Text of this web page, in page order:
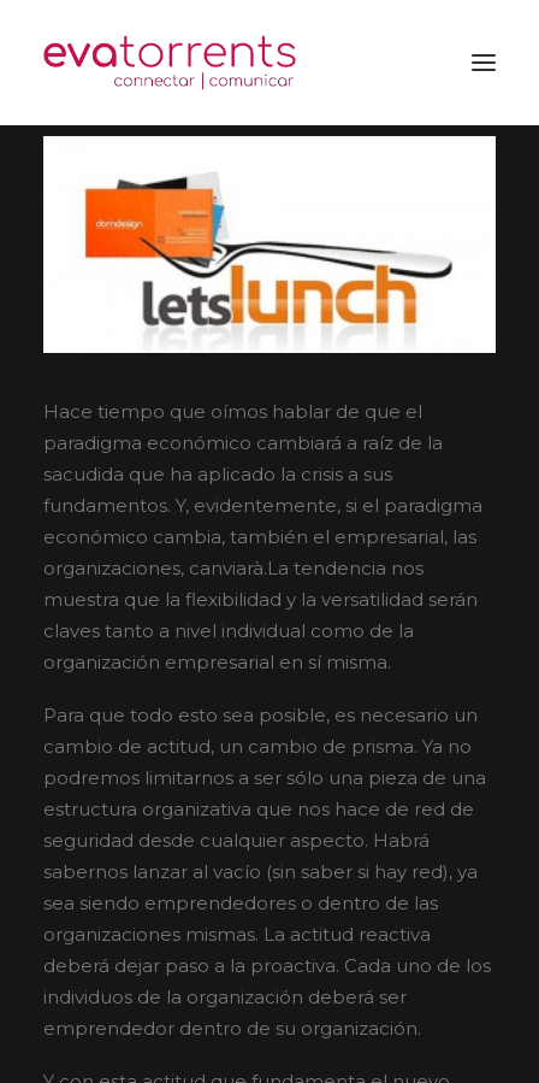
Hace tiempo que oímos hablar de que el
paradigma económico cambiará a raíz de la
sacudida que ha aplicado la crisis a sus
fundamentos. Y, evidentemente, si el paradigma
económico cambia, también el empresarial, las
organizaciones, canviarà.La tendencia nos
muestra que la flexibilidad y la versatilidad serán
claves tanto a nivel individual como de la
organización empresarial en sí misma.
Para que todo esto sea posible, es necesario un
cambio de actitud, un cambio de prisma. Ya no
podremos limitarnos a ser sólo una pieza de una
estructura organizativa que nos hace de red de
seguridad desde cualquier aspecto. Habrá
sabernos lanzar al vacío (sin saber si hay red), ya
sea siendo emprendedores o dentro de las
organizaciones mismas. La actitud reactiva
deberá dejar paso a la proactiva. Cada uno de los
individuos de la organización deberá ser
emprendedor dentro de su organización.